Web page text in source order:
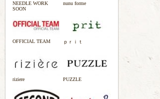
NEEDLE WORK
SOON
nunu forme
OFFICIAL TEAM ｐｒｉｔ
riziere PUZZLE